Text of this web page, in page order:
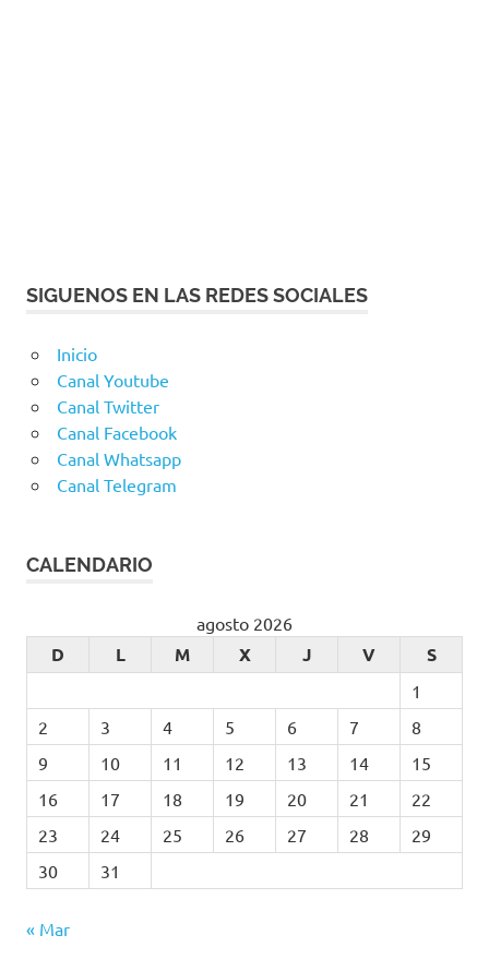
SIGUENOS EN LAS REDES SOCIALES
Inicio
Canal Youtube
Canal Twitter
Canal Facebook
Canal Whatsapp
Canal Telegram
CALENDARIO
agosto 2026
D L M X J V S
1
2
3 4 5 6 7
8
9
10 11 12 13 14
15
16
17 18 19 20 21
22
23
24 25 26 27 28
29
30
31
« Mar